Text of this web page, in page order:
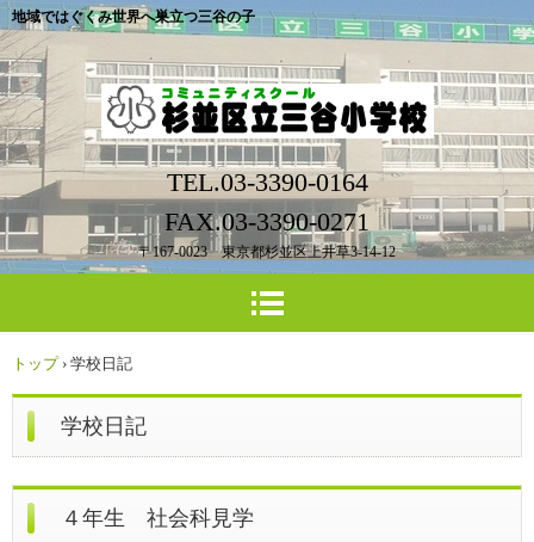
地域ではぐくみ世界へ巣立つ三谷の子
TEL.03-3390-0164
FAX.03-3390-0271
〒167-0023 東京都杉並区上井草3-14-12
トップ › 学校日記
学校日記
４年生 社会科見学